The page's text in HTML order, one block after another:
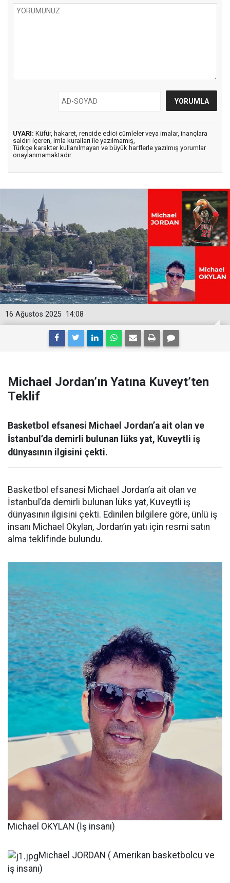
UYARI: Küfür, hakaret, rencide edici cümleler veya imalar, inançlara
saldırı içeren, imla kuralları ile yazılmamış,
Türkçe karakter kullanılmayan ve büyük harflerle yazılmış yorumlar
onaylanmamaktadır.
14:08
16 Ağustos 2025
Michael Jordan’ın Yatına Kuveyt’ten
Teklif
Basketbol efsanesi Michael Jordan’a ait olan ve
İstanbul’da demirli bulunan lüks yat, Kuveytli iş
dünyasının ilgisini çekti.
Basketbol efsanesi Michael Jordan’a ait olan ve
İstanbul’da demirli bulunan lüks yat, Kuveytli iş
dünyasının ilgisini çekti. Edinilen bilgilere göre, ünlü iş
insanı Michael Okylan, Jordan’ın yatı için resmi satın
alma teklifinde bulundu.
Michael OKYLAN (İş insanı)
Michael JORDAN ( Amerikan basketbolcu ve
iş insanı)